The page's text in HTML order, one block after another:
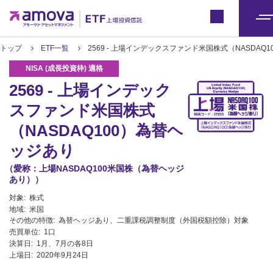
ETFトップ
ニ
トップ ETF一覧 2569 - 上場インデックスファンド米国株式（
2569 - 上場インデック
スファンド米国株式
（NASDAQ100）為替ヘ
ッジあり
（愛称：上場NASDAQ100米国株（為替ヘッジ
あり））
対象: 株式
地域: 米国
その他の特徴: 為替ヘッジあり、二重課税調整制度（外国税額控除）対象
売買単位: 1口
決算日: 1月、7月の各8日
上場日: 2020年9月24日